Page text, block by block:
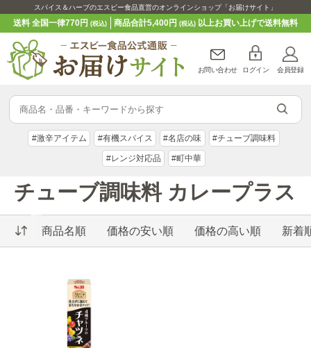
スパイス＆ハーブのエスビー食品直営のオンラインショップ「お届けサイト」
送料 全国一律770円(税込) 商品合計5,400円 (税込)以上お買い上げで送料無料
お問い合わせ ログイン 会員登録
#激辛アイテム #有機スパイス #名店の味 #チューブ調味料
#レンジ対応品 #町中華
チューブ調味料 カレープラス
商品名順 価格の安い順 価格の高い順 新着